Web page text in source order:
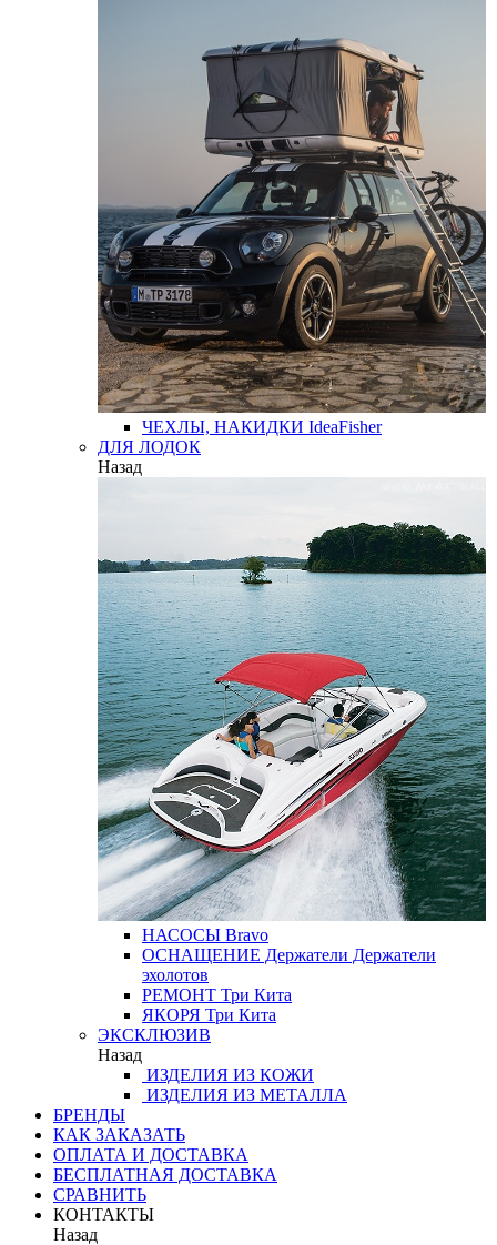
ЧЕХЛЫ, НАКИДКИ IdeaFisher
ДЛЯ ЛОДОК
Назад
НАСОСЫ Bravo
ОСНАЩЕНИЕ Держатели Держатели
эхолотов
РЕМОНТ Три Кита
ЯКОРЯ Три Кита
ЭКСКЛЮЗИВ
Назад
ИЗДЕЛИЯ ИЗ КОЖИ
ИЗДЕЛИЯ ИЗ МЕТАЛЛА
БРЕНДЫ
КАК ЗАКАЗАТЬ
ОПЛАТА И ДОСТАВКА
БЕСПЛАТНАЯ ДОСТАВКА
СРАВНИТЬ
КОНТАКТЫ
Назад